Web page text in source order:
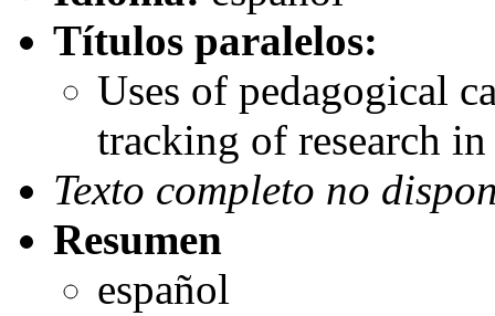
Títulos paralelos:
Uses of pedagogical
tracking of research
Texto completo no
Resumen
español